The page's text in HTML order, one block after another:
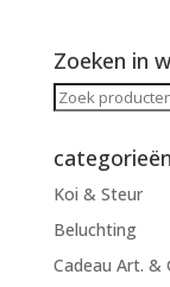
Zoeken in
Zoeken
categorieën
Koi & Steur
Beluchting
Cadeau Art. &